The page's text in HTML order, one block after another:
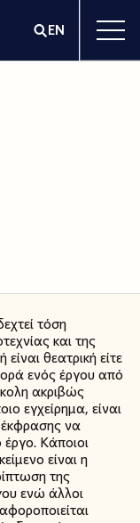
EN
τόση
και της
θεατρική είτε
ενός έργου από
ακριβώς
εγχείρημα, είναι
να
έργο. Κάποιοι
είναι η
της
ενώ άλλοι